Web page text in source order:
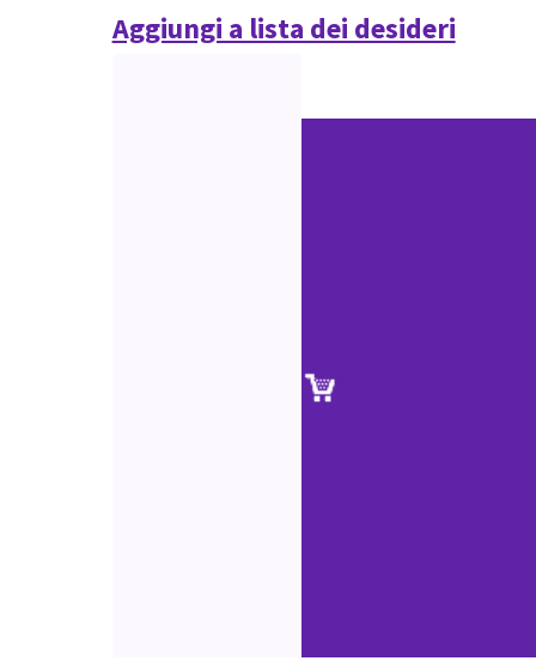
Aggiungi a lista dei desideri